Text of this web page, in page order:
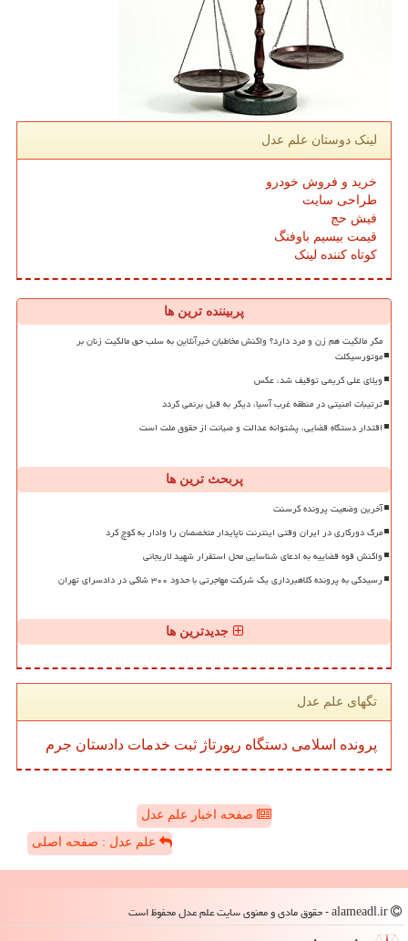
لینک دوستان علم عدل
خرید و فروش خودرو
طراحی سایت
فیش حج
قیمت بیسیم باوفنگ
کوتاه کننده لینک
پربیننده ترین ها
مگر مالکیت هم زن و مرد دارد؟ واکنش مخاطبان خبرآنلاین به سلب حق مالکیت زنان بر
موتورسیکلت
ویلای علی کریمی توقیف شد، عکس
ترتیبات امنیتی در منطقه غرب آسیا، دیگر به قبل برنمی گردد
اقتدار دستگاه قضایی، پشتوانه عدالت و صیانت از حقوق ملت است
پربحث ترین ها
آخرین وضعیت پرونده کرسنت
مرگ دورکاری در ایران وقتی اینترنت ناپایدار متخصصان را وادار به کوچ کرد
واکنش قوه قضاییه به ادعای شناسایی محل استقرار شهید لاریجانی
رسیدگی به پرونده کلاهبرداری یک شرکت مهاجرتی با حدود ۳۰۰ شاکی در دادسرای تهران
جدیدترین ها
تگهای علم عدل
پرونده اسلامی دستگاه رپورتاژ ثبت خدمات دادستان جرم
صفحه اخبار علم عدل
علم عدل : صفحه اصلی